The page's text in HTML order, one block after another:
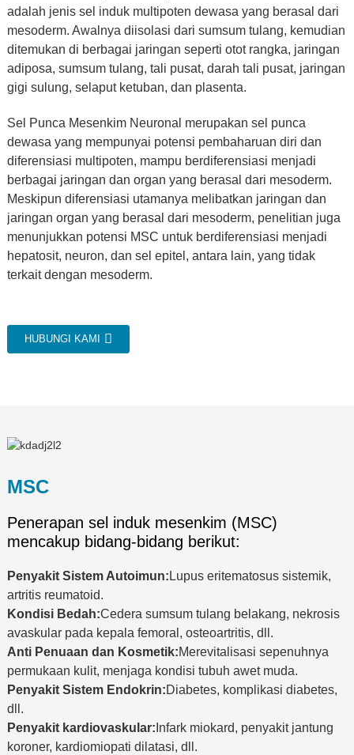
adalah jenis sel induk multipoten dewasa yang berasal dari
mesoderm. Awalnya diisolasi dari sumsum tulang, kemudian
ditemukan di berbagai jaringan seperti otot rangka, jaringan
adiposa, sumsum tulang, tali pusat, darah tali pusat, jaringan
gigi sulung, selaput ketuban, dan plasenta.
Sel Punca Mesenkim Neuronal merupakan sel punca
dewasa yang mempunyai potensi pembaharuan diri dan
diferensiasi multipoten, mampu berdiferensiasi menjadi
berbagai jaringan dan organ yang berasal dari mesoderm.
Meskipun diferensiasi utamanya melibatkan jaringan dan
jaringan organ yang berasal dari mesoderm, penelitian juga
menunjukkan potensi MSC untuk berdiferensiasi menjadi
hepatosit, neuron, dan sel epitel, antara lain, yang tidak
terkait dengan mesoderm.
HUBUNGI KAMI
MSC
Penerapan sel induk mesenkim (MSC)
mencakup bidang-bidang berikut:
Penyakit Sistem Autoimun: Lupus eritematosus sistemik,
artritis reumatoid.
Kondisi Bedah:Cedera sumsum tulang belakang, nekrosis
avaskular pada kepala femoral, osteoartritis, dll.
Anti Penuaan dan Kosmetik:Merevitalisasi sepenuhnya
permukaan kulit, menjaga kondisi tubuh awet muda.
Penyakit Sistem Endokrin:Diabetes, komplikasi diabetes,
dll.
Penyakit kardiovaskular: Infark miokard, penyakit jantung
koroner, kardiomiopati dilatasi, dll.